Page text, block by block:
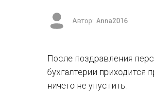
Автор: Anna2016
После поздравления
бухгалтерии приходится
ничего не упустить.